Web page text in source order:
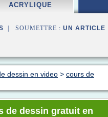
ACRYLIQUE
| SOUMETTRE : UN ARTICLE
dessin en video > cours de
de dessin gratuit en